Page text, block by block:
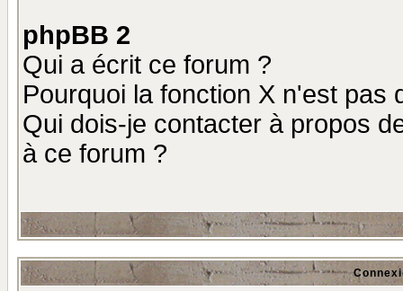
phpBB 2
Qui a écrit ce forum ?
Pourquoi la fonction X n'est pas
Qui dois-je contacter à propos
à ce forum ?